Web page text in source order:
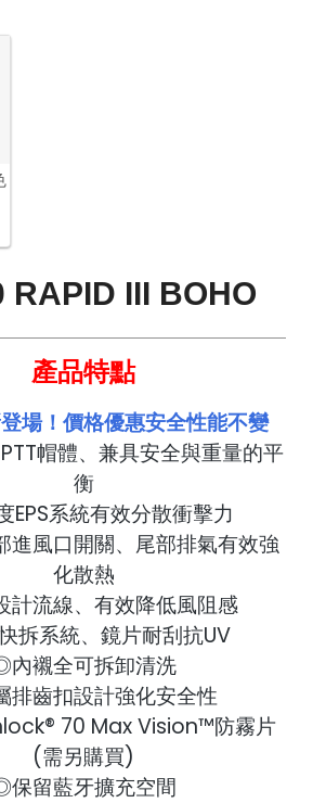
RAPID III BOHO
產品特點
場！價格優惠安全性能不變
帽體、兼具安全與重量的平
衡
EPS系統有效分散衝擊力
風口開關、尾部排氣有效強
化散熱
流線、有效降低風阻感
拆系統、鏡片耐刮抗UV
襯全可拆卸清洗
齒扣設計強化安全性
70 Max Vision™防霧片
(需另購買)
留藍牙擴充空間